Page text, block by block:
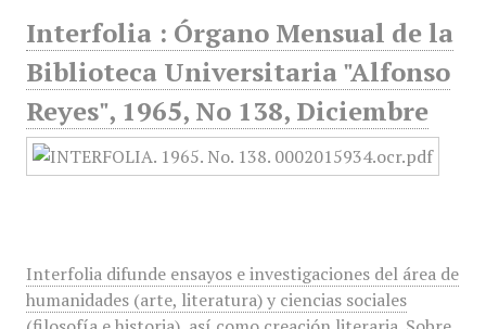
Interfolia : Órgano Mensual de la
Biblioteca Universitaria "Alfonso
Reyes", 1965, No 138, Diciembre
Interfolia difunde ensayos e investigaciones del área de
humanidades (arte, literatura) y ciencias sociales